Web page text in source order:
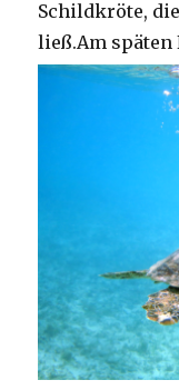
Schildkröte,
ließ.Am